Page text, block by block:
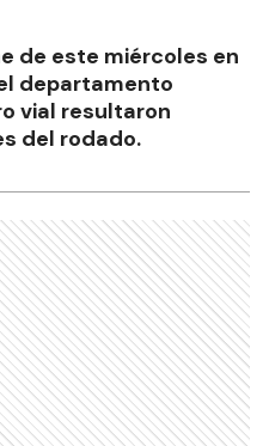
de este miércoles en
departamento
vial resultaron
del rodado.